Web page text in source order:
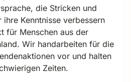
die Stricken und
Kenntnisse verbessern
für Menschen aus der
Wir handarbeiten für die
vor und halten
Zeiten.